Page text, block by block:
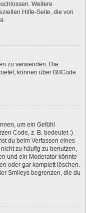
Weitere
Hilfe-Seite, die von
zu verwenden. Die
können über BBCode
um ein Gefühl
Code, z. B. bedeutet :)
du beim Verfassen eines
zu häufig zu benutzen,
und ein Moderator könnte
oder gar komplett löschen.
Smileys begrenzen, die du